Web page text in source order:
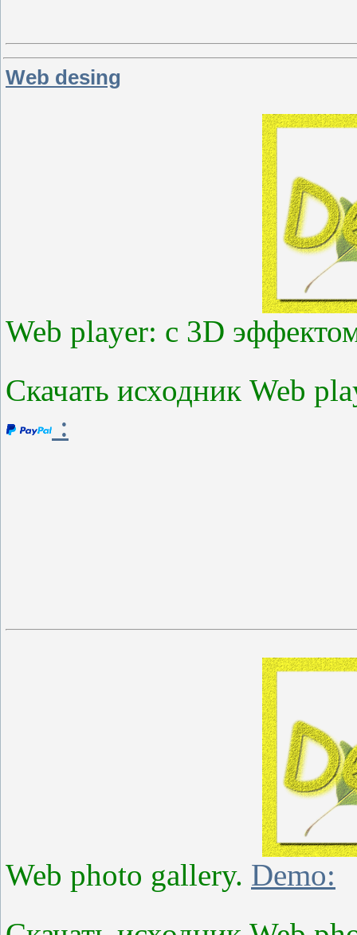
Web desing
Web player: с 3D
Скачать исходник Web
:
Web photo gallery. Demo: